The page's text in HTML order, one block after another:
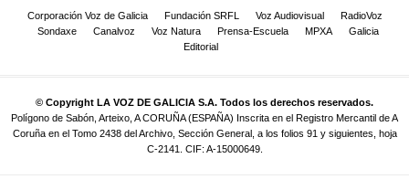
Corporación Voz de Galicia Fundación SRFL Voz Audiovisual
RadioVoz
Sondaxe
Canalvoz Voz Natura Prensa-Escuela MPXA
Galicia
Editorial
© Copyright LA VOZ DE GALICIA S.A. Todos los derechos reservados.
Polígono de Sabón, Arteixo, A CORUÑA (ESPAÑA) Inscrita en el Registro Mercantil de A
Coruña en el Tomo 2438 del Archivo, Sección General, a los folios 91 y siguientes, hoja
C-2141. CIF: A-15000649.